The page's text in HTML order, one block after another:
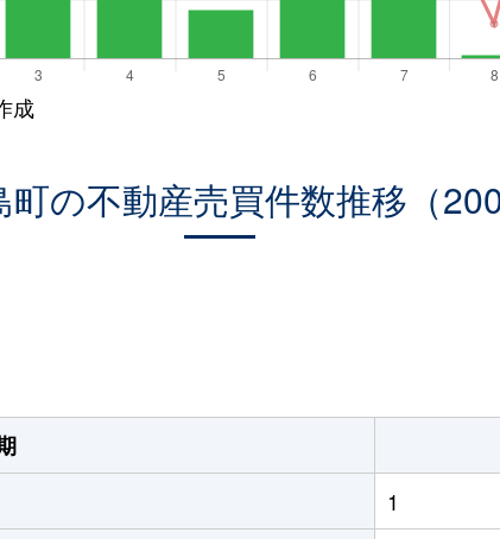
成
の不動産売買件数推移（
1